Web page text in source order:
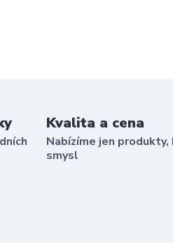
Kvalita a cena
Nabízíme jen
smysl